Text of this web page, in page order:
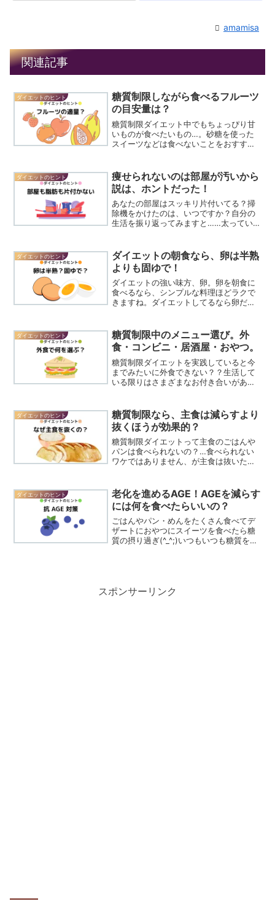
amamisa
関連記事
ダイエットのヒント
糖質制限しながら食べるフルーツ
の目安量は？
糖質制限ダイエット中でもちょっぴり甘
いものが食べたいもの…。砂糖を使った
スイーツなどは食べないことをおすすめ
◎。ただし、フルーツは果糖をたくさん
含んでいるので食べ過ぎは禁...
ダイエットのヒント
痩せられないのは部屋が汚いから
説は、ホントだった！
あなたの部屋はスッキリ片付いてる？掃
除機をかけたのは、いつですか？自分の
生活を振り返ってみますと……太っていく
けないし、他人まかせにはできない自分
の体さえ不健康に・雑に...
ダイエットのヒント
ダイエットの朝食なら、卵は半熟
よりも固ゆで！
ダイエットの強い味方、卵。卵を朝食に
食べるなら、シンプルな料理ほどラクで
きますね。ダイエットしてるなら卵だっ
(*^^*)シンプルで◎！卵料理は固めがお
すすめ卵は、糖質を...
ダイエットのヒント
糖質制限中のメニュー選び。外
食・コンビニ・居酒屋・おやつ。
糖質制限ダイエットを実践していると今
までみたいに外食できない？？生活して
いる限りはさまざまなお付き合いがあり
理由ですべて断るわけにはいきません。
外食のときなど、食べる...
ダイエットのヒント
糖質制限なら、主食は減らすより
抜くほうが効果的？
糖質制限ダイエットって主食のごはんや
パンは食べられないの？…食べられない
ワケではありません、が主食は抜いたほ
糖値を上げてしまいその結果、脂肪が増
える…というのが私たち...
ダイエットのヒント
老化を進めるAGE！AGEを減らす
には何を食べたらいいの？
ごはんやパン・めんをたくさん食べてデ
ザートにおやつにスイーツを食べたら糖
質の摂り過ぎ(^_^;)いつもいつも糖質を食
スポンサーリンク